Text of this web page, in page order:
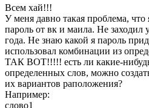
Всем хай!!!
У меня давно такая проблема, что
пароль от вк и маила. Не заходил
года. Не знаю какой я пароль
использовал комбинации из
ТАК ВОТ!!!!! есть ли какие-
определенных слов, можно
их вариантов раположения?
Например:
слово1